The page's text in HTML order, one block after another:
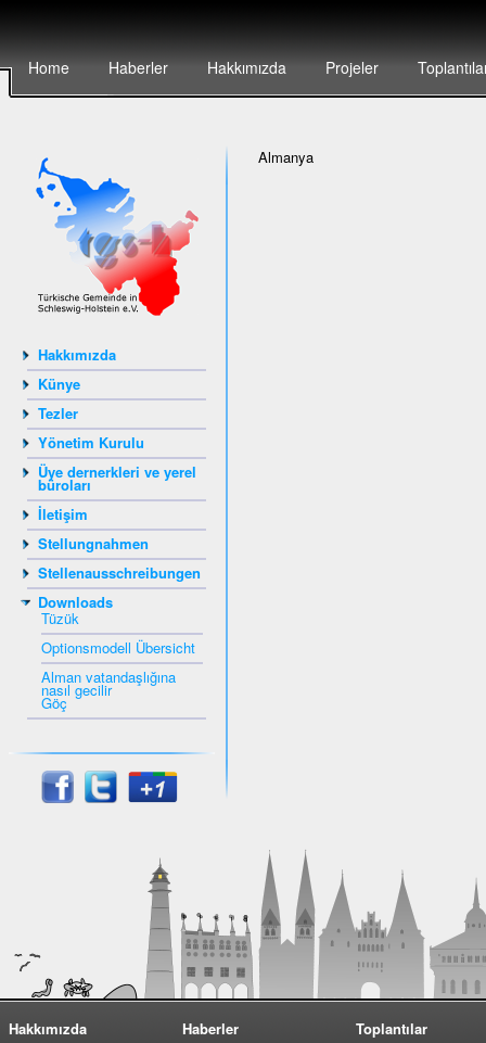
Home Haberler Hakkımızda Projeler
Hakkımızda
Künye
Tezler
Yönetim Kurulu
Üye dernerkleri ve yerel
büroları
İletişim
Stellungnahmen
Stellenausschreibungen
Downloads
Tüzük
Optionsmodell Übersicht
Alman vatandaşlığına
nasıl gecilir
Göç
Almanya
Hakkımızda
Haberler
Toplantılar